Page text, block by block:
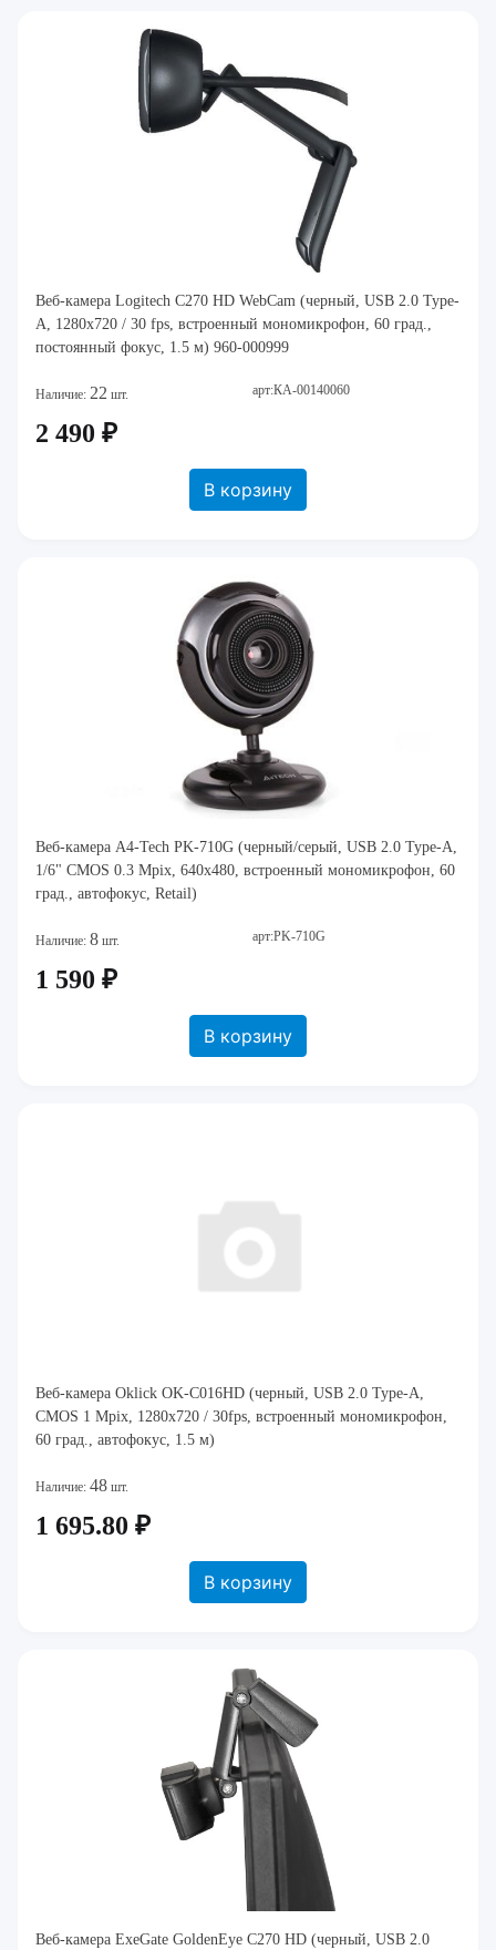
Веб-камера Logitech C270 HD WebCam (черный, USB 2.0 Type-
A, 1280х720 / 30 fps, встроенный мономикрофон, 60 град.,
постоянный фокус, 1.5 м) 960-000999
Наличие: 22 шт. арт:КА-00140060
2 490 ₽
В корзину
Веб-камера A4-Tech PK-710G (черный/серый, USB 2.0 Type-A,
1/6" CMOS 0.3 Mpix, 640x480, встроенный мономикрофон, 60
град., автофокус, Retail)
Наличие: 8 шт. арт:PK-710G
1 590 ₽
В корзину
Веб-камера Oklick OK-C016HD (черный, USB 2.0 Type-A,
CMOS 1 Mpix, 1280x720 / 30fps, встроенный мономикрофон,
60 град., автофокус, 1.5 м)
Наличие: 48 шт.
1 695.80 ₽
В корзину
Веб-камера ExeGate GoldenEye C270 HD (черный, USB 2.0